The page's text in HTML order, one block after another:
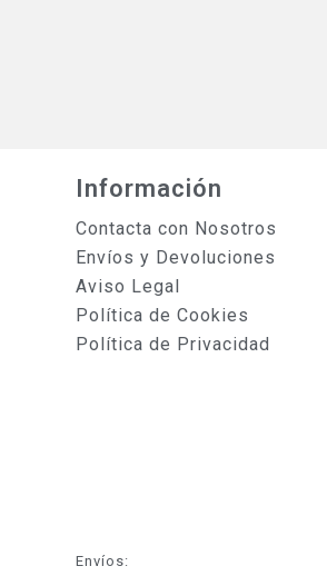
Información
Contacta con Nosotros
Envíos y Devoluciones
Aviso Legal
Política de Cookies
Política de Privacidad
Envíos: